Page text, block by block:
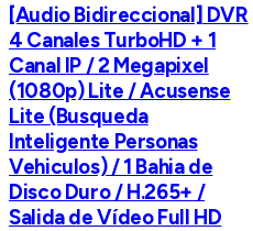
[Audio Bidireccional] DVR
4 Canales TurboHD + 1
Canal IP / 2 Megapixel
(1080p) Lite / Acusense
Lite (Busqueda
Inteligente Personas
Vehiculos) / 1 Bahia de
Disco Duro / H.265+ /
Salida de Vídeo Full HD